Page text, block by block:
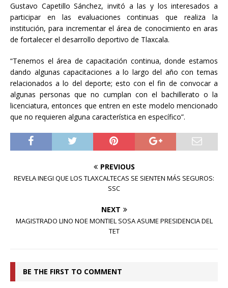
Gustavo Capetillo Sánchez, invitó a las y los interesados a
participar en las evaluaciones continuas que realiza la
institución, para incrementar el área de conocimiento en aras
de fortalecer el desarrollo deportivo de Tlaxcala.
“Tenemos el área de capacitación continua, donde estamos
dando algunas capacitaciones a lo largo del año con temas
relacionados a lo del deporte; esto con el fin de convocar a
algunas personas que no cumplan con el bachillerato o la
licenciatura, entonces que entren en este modelo mencionado
que no requieren alguna característica en específico”.
PREVIOUS
REVELA INEGI QUE LOS TLAXCALTECAS SE SIENTEN MÁS SEGUROS:
SSC
NEXT
MAGISTRADO LINO NOE MONTIEL SOSA ASUME PRESIDENCIA DEL
TET
BE THE FIRST TO COMMENT